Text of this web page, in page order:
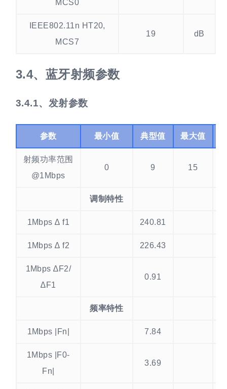
MCS0
IEEE802.11n HT20,
MCS7
19 dB
蓝牙射频参数
发射参数
参数 最小值 典型值 最大值
射频功率范围
@1Mbps
0 9 15
调制特性
1Mbps ∆ f1 240.81
1Mbps ∆ f2 226.43
1Mbps ∆F2/
∆F1
0.91
频率特性
1Mbps |Fn| 7.84
1Mbps |F0-
Fn|
3.69